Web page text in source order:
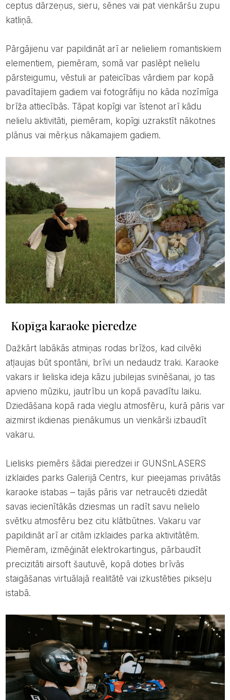
ceptus dārzeņus, sieru, sēnes vai pat vienkāršu zupu
katliņā.
Pārgājienu var papildināt arī ar nelieliem romantiskiem
elementiem, piemēram, somā var paslēpt nelielu
pārsteigumu, vēstuli ar pateicības vārdiem par kopā
pavadītajiem gadiem vai fotogrāfiju no kāda nozīmīga
brīža attiecībās. Tāpat kopīgi var īstenot arī kādu
nelielu aktivitāti, piemēram, kopīgi uzrakstīt nākotnes
plānus vai mērķus nākamajiem gadiem.
Kopīga karaoke pieredze
Dažkārt labākās atmiņas rodas brīžos, kad cilvēki
atļaujas būt spontāni, brīvi un nedaudz traki. Karaoke
vakars ir lieliska ideja kāzu jubilejas svinēšanai, jo tas
apvieno mūziku, jautrību un kopā pavadītu laiku.
Dziedāšana kopā rada vieglu atmosfēru, kurā pāris var
aizmirst ikdienas pienākumus un vienkārši izbaudīt
vakaru.
Lielisks piemērs šādai pieredzei ir GUNSnLASERS
izklaides parks Galerijā Centrs, kur pieejamas privātās
karaoke istabas – tajās pāris var netraucēti dziedāt
savas iecienītākās dziesmas un radīt savu nelielo
svētku atmosfēru bez citu klātbūtnes. Vakaru var
papildināt arī ar citām izklaides parka aktivitātēm.
Piemēram, izmēģināt elektrokartingus, pārbaudīt
precizitāti airsoft šautuvē, kopā doties brīvās
staigāšanas virtuālajā realitātē vai izkustēties pikseļu
istabā.